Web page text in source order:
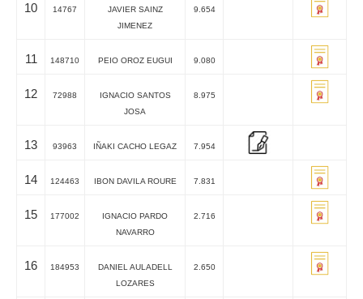
10 14767
JAVIER SAINZ
JIMENEZ
9.654
11 148710 PEIO OROZ EUGUI 9.080
12 72988
IGNACIO SANTOS
JOSA
8.975
13 93963 IÑAKI CACHO LEGAZ 7.954
14 124463 IBON DAVILA ROURE 7.831
15 177002
IGNACIO PARDO
NAVARRO
2.716
16 184953
DANIEL AULADELL
LOZARES
2.650